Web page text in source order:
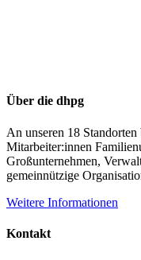
Über die dhpg
An unseren 18
Mitarbeiter:innen
Großunternehmen,
gemeinnützige
Weitere Informationen
Kontakt